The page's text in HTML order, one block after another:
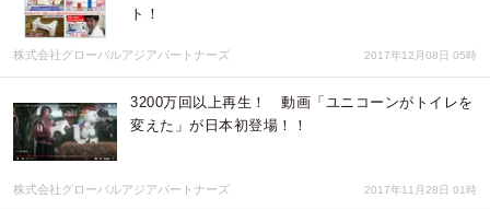
ト！
株式会社グローバルアジアパートナーズ 2017年12月08日 05時
3200万回以上再生！ 動画「ユニコーンがトイレを
変えた」が日本初登場！！
株式会社グローバルアジアパートナーズ 2017年11月28日 01時